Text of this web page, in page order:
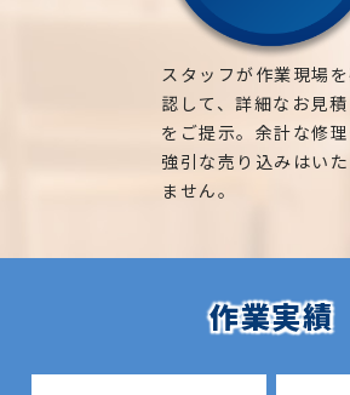
スタッフが作業現場
認して、詳細なお見積
をご提示。余計な修
強引な売り込みはいた
ません。
作業実績